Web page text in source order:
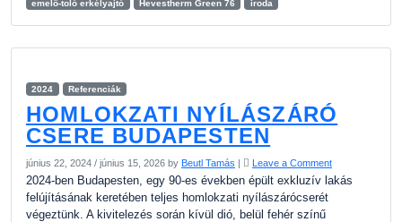
emelő-toló erkélyajtó
Hevestherm Green 76 iroda
2024 Referenciák
HOMLOKZATI NYÍLÁSZÁRÓ
CSERE BUDAPESTEN
június 22, 2024 / június 15, 2026 by Beutl Tamás | Leave a Comment
2024-ben Budapesten, egy 90-es években épült exkluzív lakás
felújításának keretében teljes homlokzati nyílászárócserét
végeztünk. A kivitelezés során kívül dió, belül fehér színű